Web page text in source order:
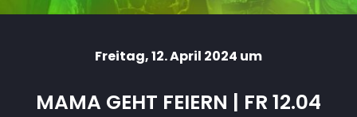
Freitag, 12. April 2024 um
MAMA GEHT FEIERN | FR 12.04